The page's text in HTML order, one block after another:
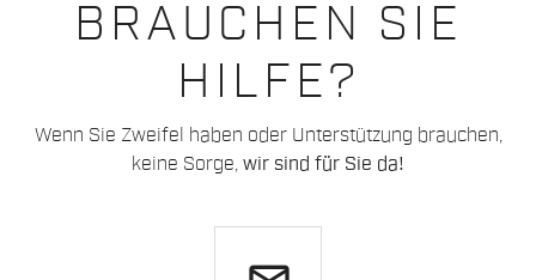
BRAUCHEN SIE
HILFE?
Wenn Sie Zweifel haben oder Unterstützung brauchen,
keine Sorge, wir sind für Sie da!